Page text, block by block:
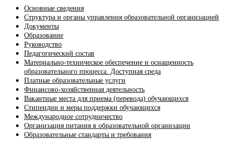
Основные сведения
Структура и органы управления образовательной организацией
Документы
Образование
Руководство
Педагогический состав
Материально-техническое обеспечение и оснащенность
образовательного процесса. Доступная среда
Платные образовательные услуги
Финансово-хозяйственная деятельность
Вакантные места для приема (перевода) обучающихся
Стипендии и меры поддержки обучающихся
Международное сотрудничество
Организация питания в образовательной организации
Образовательные стандарты и требования